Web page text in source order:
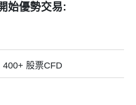
始優勢交易:
MetaTrader5 -1：20（保證金
400+ 股票CFD
個股票CFD, 其來自於全球8